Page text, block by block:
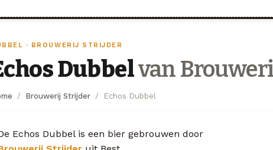
· BROUWERIJ STRIJDER
Dubbelvan
Brouwerij Strijder Echos Dubbel
Echos Dubbel is een bier gebrouwen door